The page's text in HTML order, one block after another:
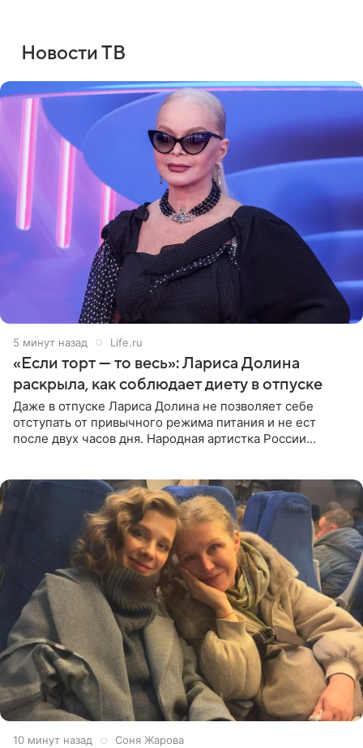
Новости ТВ
5 минут назад Life.ru
«Если торт — то весь»: Лариса Долина
раскрыла, как соблюдает диету в отпуске
Даже в отпуске Лариса Долина не позволяет себе
отступать от привычного режима питания и не ест
после двух часов дня. Народная артистка России
10 минут назад Соня Жарова